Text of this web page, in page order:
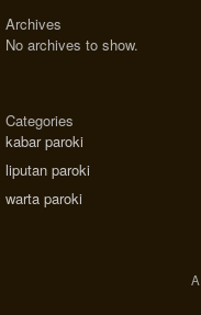
Archives
No archives to show.
Categories
kabar paroki
liputan paroki
warta paroki
A